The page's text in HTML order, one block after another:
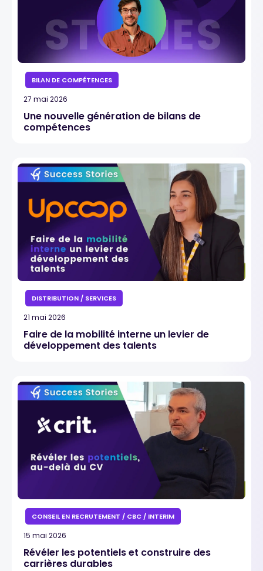
BILAN DE COMPÉTENCES
27 mai 2026
Une nouvelle génération de bilans de
compétences
DISTRIBUTION / SERVICES
21 mai 2026
Faire de la mobilité interne un levier de
développement des talents
CONSEIL EN RECRUTEMENT / CBC / INTERIM
15 mai 2026
Révéler les potentiels et construire des
carrières durables